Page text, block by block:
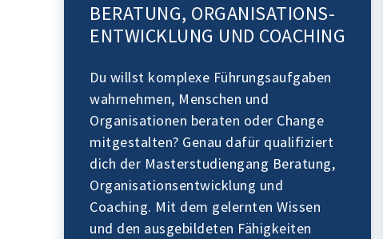
BERATUNG, ORGANISATIONS-
ENTWICKLUNG UND COACHING
Du willst komplexe Führungsaufgaben
wahrnehmen, Menschen und
Organisationen beraten oder Change
mitgestalten? Genau dafür qualifiziert
dich der Masterstudiengang Beratung,
Organisationsentwicklung und
Coaching. Mit dem gelernten Wissen
und den ausgebildeten Fähigkeiten